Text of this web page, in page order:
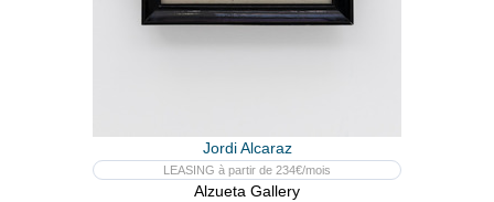
Jordi Alcaraz
LEASING à partir de 234€/mois
Alzueta Gallery